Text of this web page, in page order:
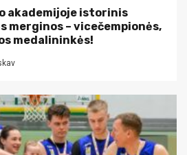
akademijoje istorinis
merginos – vicečempionės,
medalininkės!